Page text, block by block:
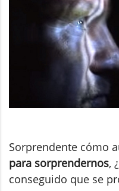
Sorprendente cómo
para sorprendernos,
conseguido que se